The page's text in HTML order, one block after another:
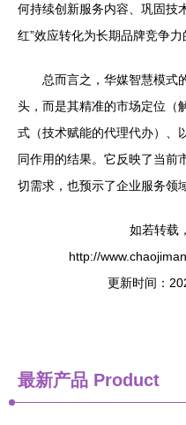
何持续创新服务内容、巩固技
红”效应转化为长期品牌竞争力
总而言之，华媒智慧模式
头，而是其精准的市场定位（
式（技术赋能的代理代办）、
同作用的结果。它反映了当前
切需求，也预示了企业服务领
如若转载
http://
更新时间：
最新产品 Product